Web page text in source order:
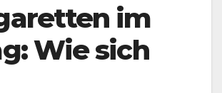
im
Wie sich